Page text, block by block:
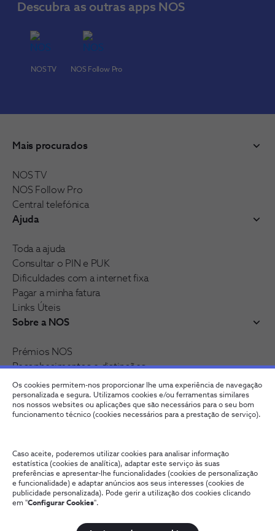
Os cookies permitem-nos proporcionar lhe uma experiência de navegação
personalizada e segura. Utilizamos cookies e/ou ferramentas similares
nos nossos websites ou aplicações que são necessários para o seu bom
funcionamento técnico (cookies necessários para a prestação de serviço).
Caso aceite, poderemos utilizar cookies para analisar informação
estatística (cookies de analítica), adaptar este serviço às suas
preferências e apresentar-lhe funcionalidades (cookies de personalização
e funcionalidade) e adaptar anúncios aos seus interesses (cookies de
publicidade personalizada). Pode gerir a utilização dos cookies clicando
em "Configurar Cookies".
Descubra as outras apps NOS
NOS TV NOS Follow Pro
Mais procurados
NOS TV
NOS Follow Pro
Central telefónica
Ajuda
Toda a ajuda
Consultar o PIN e PUK
Dificuldades com a internet fixa
Pagar a minha fatura
Links Úteis
Sobre a NOS
Prémios NOS
Reconhecimentos e distinções
Recrutamento
Junte-se à nossa rede
Qualidade de ServiçoWholesaleTermos e Condições